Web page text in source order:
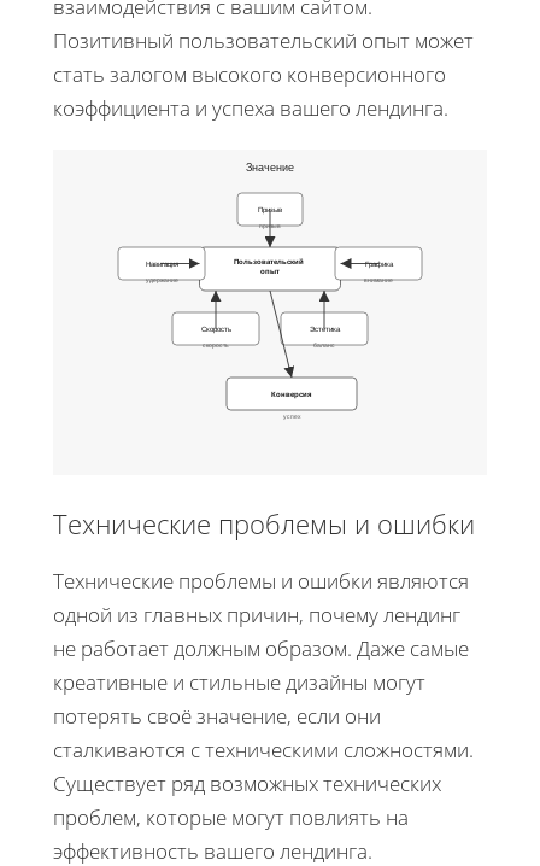
взаимодействия с вашим сайтом.
Позитивный пользовательский опыт может
стать залогом высокого конверсионного
коэффициента и успеха вашего лендинга.
Значение
Пользовательский
опыт
Навигация Графика
Призыв
Скорость Эстетика
Конверсия
удержание внимание
призыв
скорость баланс
успех
Технические проблемы и ошибки
Технические проблемы и ошибки являются
одной из главных причин, почему лендинг
не работает должным образом. Даже самые
креативные и стильные дизайны могут
потерять своё значение, если они
сталкиваются с техническими сложностями.
Существует ряд возможных технических
проблем, которые могут повлиять на
эффективность вашего лендинга.